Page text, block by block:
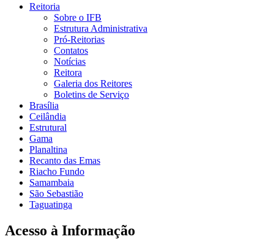
Reitoria
Sobre o IFB
Estrutura Administrativa
Pró-Reitorias
Contatos
Notícias
Reitora
Galeria dos Reitores
Boletins de Serviço
Brasília
Ceilândia
Estrutural
Gama
Planaltina
Recanto das Emas
Riacho Fundo
Samambaia
São Sebastião
Taguatinga
Acesso à Informação